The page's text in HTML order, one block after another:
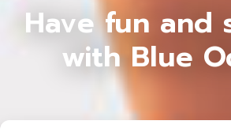
Have fun and
with Blue